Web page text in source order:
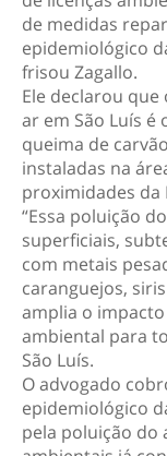
de medidas
epidemiológico
frisou Zagallo.
Ele declarou
ar em São Luís
queima de
instaladas na
proximidades da
“Essa poluição
superficiais,
com metais
caranguejos,
amplia o
ambiental para
São Luís.
O advogado
epidemiológico
pela poluição do